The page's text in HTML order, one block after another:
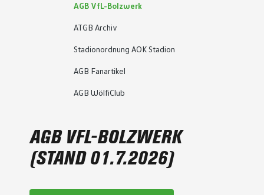
AGB VfL-Bolzwerk
ATGB Archiv
Stadionordnung AOK Stadion
AGB Fanartikel
AGB WölfiClub
AGB VFL-BOLZWERK
(STAND 01.7.2026)